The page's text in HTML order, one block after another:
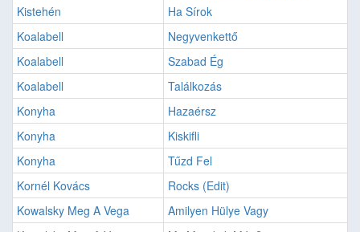
Kistehén
Ha Sírok
Koalabell
Negyvenkettő
Koalabell
Szabad Ég
Koalabell
Találkozás
Konyha
Hazaérsz
Konyha
Kiskifli
Konyha
Tűzd Fel
Kornél Kovács
Rocks (Edit)
Kowalsky Meg A Vega
Amilyen Hülye Vagy